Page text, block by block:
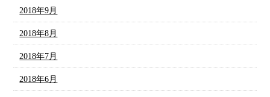
2018年9月
2018年8月
2018年7月
2018年6月